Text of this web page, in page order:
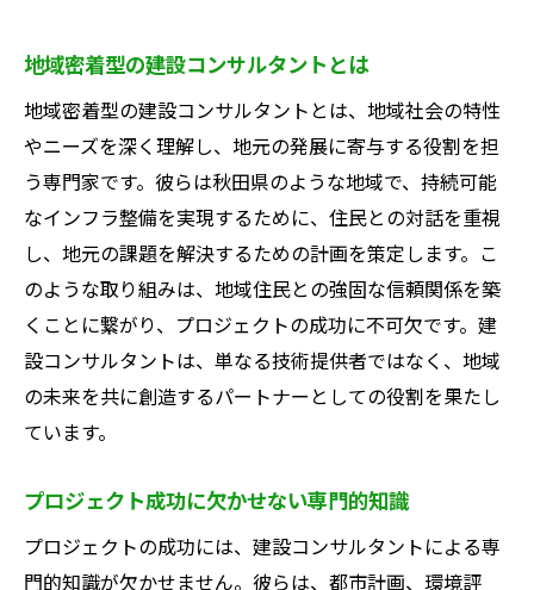
持続可能な都市開発のための戦略
環境に配慮したプロジェクト設計
地域経済の活性化を目指すインフラ整備
公民連携によるプロジェクト推進
地域資源を活用した持続可能な建設
秋田県特有の課題へのアプローチ
人口減少と高齢化に挑む秋田県の建設コンサル
タントの視点
人口減少が建設業界に与える影響
スマート技術を活用した高齢者支援
多世代共生型社会のための建設計画
地域住民のニーズを反映したプロジェクト
地域密着型の建設コンサルタントとは
地域密着型の建設コンサルタントとは、地域社会の特性
やニーズを深く理解し、地元の発展に寄与する役割を担
う専門家です。彼らは秋田県のような地域で、持続可能
なインフラ整備を実現するために、住民との対話を重視
し、地元の課題を解決するための計画を策定します。こ
のような取り組みは、地域住民との強固な信頼関係を築
くことに繋がり、プロジェクトの成功に不可欠です。建
設コンサルタントは、単なる技術提供者ではなく、地域
の未来を共に創造するパートナーとしての役割を果たし
ています。
プロジェクト成功に欠かせない専門的知識
プロジェクトの成功には、建設コンサルタントによる専
門的知識が欠かせません。彼らは、都市計画、環境評